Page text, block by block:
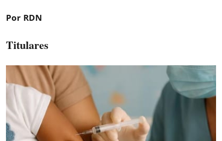
Por RDN
Titulares